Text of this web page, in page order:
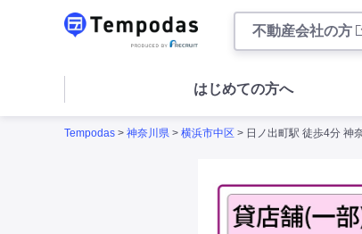
不動産会社の方
はじめての方へ
Tempodas > 神奈川県 > 横浜市中区 > 日ノ出町駅 徒歩4分 神